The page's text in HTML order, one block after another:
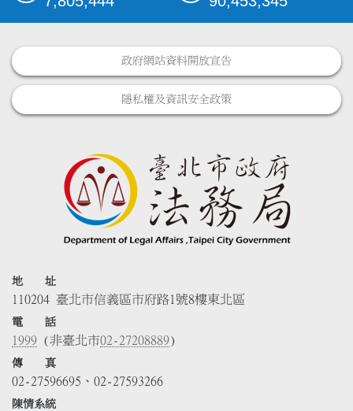
政府網站資料開放宣告
隱私權及資訊安全政策
地 址
110204 臺北市信義區市府路1號8樓東北區
電 話
1999 (非臺北市02-27208889)
傳 真
02-27596695、02-27593266
陳情系統